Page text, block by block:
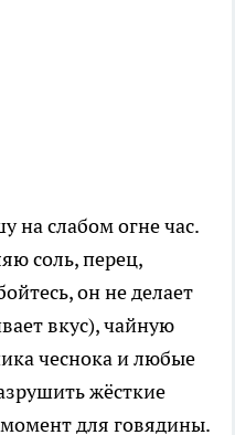
слабом огне час.
соль, перец,
он не делает
вкус), чайную
чеснока и любые
жёсткие
для говядины.